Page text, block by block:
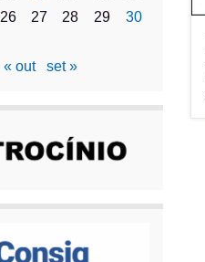
26 27 28 29
30
« out
set »